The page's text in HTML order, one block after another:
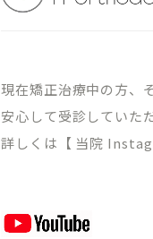
現在矯正治療中の方、
安心して受診していた
詳しくは【 当院